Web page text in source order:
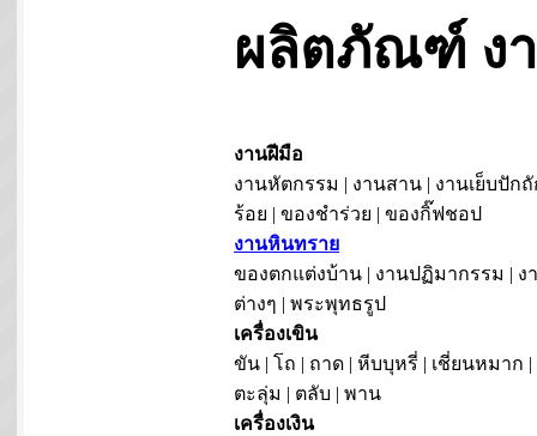
ผลิตภัณฑ์ ง
งานฝีมือ
งานหัตกรรม | งานสาน | งานเย็บปัก
ร้อย | ของชำร่วย | ของกิ๊ฟชอป
งานหินทราย
ของตกแต่งบ้าน | งานปฏิมากรรม | ง
ต่างๆ | พระพุทธรูป
เครื่องเขิน
ขัน | โถ | ถาด | หีบบุหรี่ | เชี่ยนหมาก |
ตะลุ่ม | ตลับ | พาน
เครื่องเงิน